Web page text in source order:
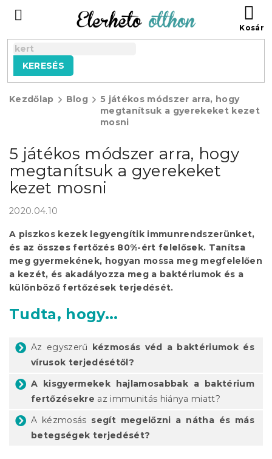
tartalomhoz
KERESÉS
Kezdőlap Blog
5 játékos módszer arra, hogy
megtanítsuk a gyerekeket kezet
mosni
5 játékos módszer arra, hogy
megtanítsuk a gyerekeket
kezet mosni
2020.04.10
A piszkos kezek legyengítik immunrendszerünket,
és az összes fertőzés 80%-ért felelősek. Tanítsa
meg gyermekének, hogyan mossa meg megfelelően
a kezét, és akadályozza meg a baktériumok és a
különböző fertőzések terjedését.
Tudta, hogy...
Az egyszerű kézmosás véd a baktériumok és
vírusok terjedésétől?
A kisgyermekek hajlamosabbak a baktérium
fertőzésekre az immunitás hiánya miatt?
A kézmosás segít megelőzni a nátha és más
betegségek terjedését?